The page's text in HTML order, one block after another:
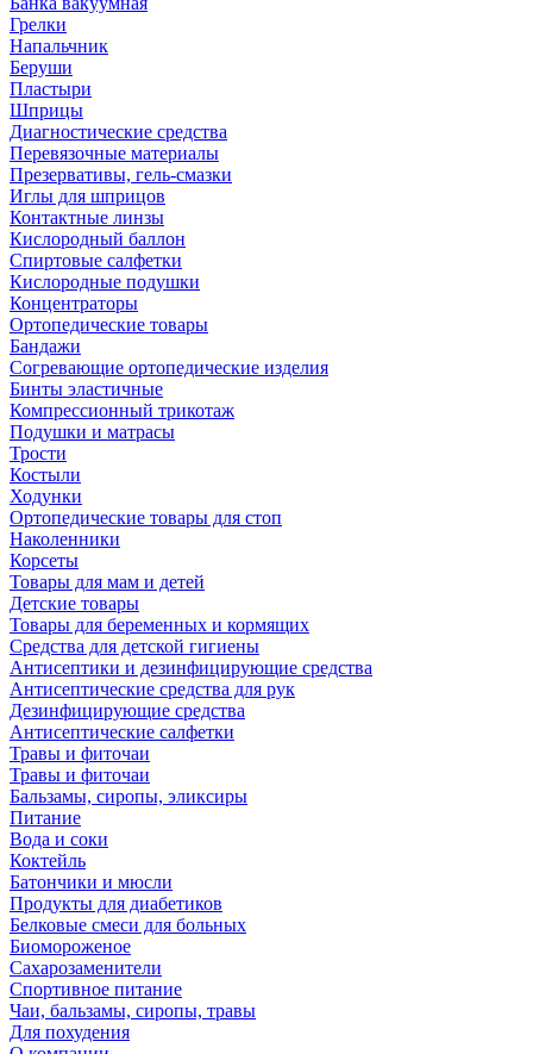
Грелки
Напальчник
Беруши
Пластыри
Шприцы
Диагностические средства
Перевязочные материалы
Презервативы, гель-смазки
Иглы для шприцов
Контактные линзы
Кислородный баллон
Спиртовые салфетки
Кислородные подушки
Концентраторы
Ортопедические товары
Бандажи
Согревающие ортопедические изделия
Бинты эластичные
Компрессионный трикотаж
Подушки и матрасы
Трости
Костыли
Ходунки
Ортопедические товары для стоп
Наколенники
Корсеты
Товары для мам и детей
Детские товары
Товары для беременных и кормящих
Средства для детской гигиены
Антисептики и дезинфицирующие средства
Антисептические средства для рук
Дезинфицирующие средства
Антисептические салфетки
Травы и фиточаи
Травы и фиточаи
Бальзамы, сиропы, эликсиры
Питание
Вода и соки
Коктейль
Батончики и мюсли
Продукты для диабетиков
Белковые смеси для больных
Биомороженое
Сахарозаменители
Спортивное питание
Чаи, бальзамы, сиропы, травы
Для похудения